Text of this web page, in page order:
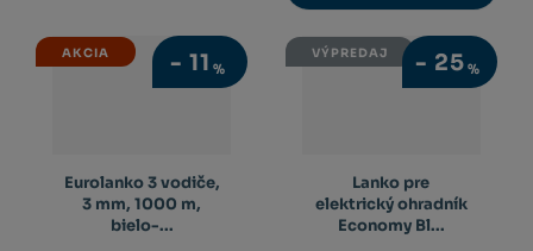
- 11%
AKCIA
Eurolanko 3 vodiče,
3 mm, 1000 m,
bielo-...
- 25%
VÝPREDAJ
Lanko pre
elektrický ohradník
Economy Bl...